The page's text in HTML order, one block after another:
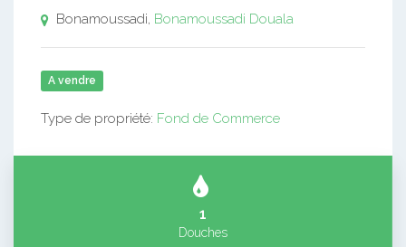
Bonamoussadi, Bonamoussadi Douala
A vendre
Type de propriété: Fond de Commerce
1
Douches